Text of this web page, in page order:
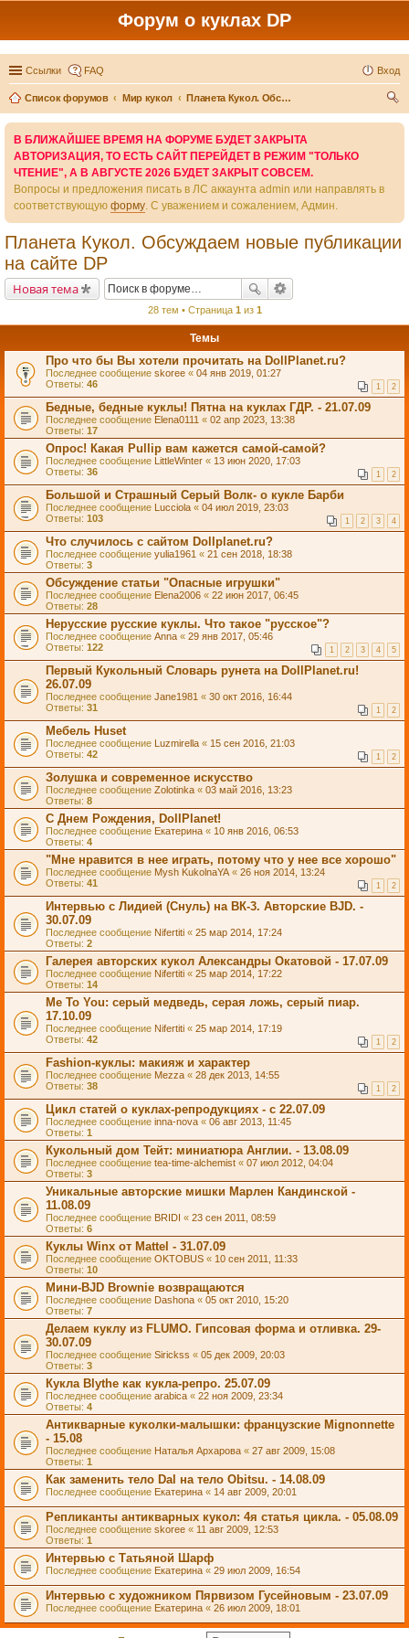
Форум о куклах DP
Ссылки FAQ Вход
Список форумов Мир кукол
Планета Кукол. Обсуждаем новые публикации на сайте DP
В БЛИЖАЙШЕЕ ВРЕМЯ НА ФОРУМЕ БУДЕТ ЗАКРЫТА
АВТОРИЗАЦИЯ, ТО ЕСТЬ САЙТ ПЕРЕЙДЕТ В РЕЖИМ "ТОЛЬКО
ЧТЕНИЕ", А В АВГУСТЕ 2026 БУДЕТ ЗАКРЫТ СОВСЕМ.
Вопросы и предложения писать в ЛС аккаунта admin или направлять в
соответствующую форму. С уважением и сожалением, Админ.
Планета Кукол. Обсуждаем новые публикации
на сайте DP
Новая тема
28 тем • Страница 1 из 1
Темы
Про что бы Вы хотели прочитать на DollPlanet.ru?
Последнее сообщение skoree « 04 янв 2019, 01:27
Ответы: 46 1 2
Бедные, бедные куклы! Пятна на куклах ГДР. - 21.07.09
Последнее сообщение Elena0111 « 02 апр 2023, 13:38
Ответы: 17
Опрос! Какая Pullip вам кажется самой-самой?
Последнее сообщение LittleWinter « 13 июн 2020, 17:03
Ответы: 36 1 2
Большой и Страшный Серый Волк- о кукле Барби
Последнее сообщение Lucciola « 04 июл 2019, 23:03
Ответы: 103 1 2 3 4
Что случилось с сайтом Dollplanet.ru?
Последнее сообщение yulia1961 « 21 сен 2018, 18:38
Ответы: 3
Обсуждение статьи "Опасные игрушки"
Последнее сообщение Elena2006 « 22 июн 2017, 06:45
Ответы: 28
Нерусские русские куклы. Что такое "русское"?
Последнее сообщение Anna « 29 янв 2017, 05:46
Ответы: 122 1 2 3 4 5
Первый Кукольный Словарь рунета на DollPlanet.ru!
26.07.09
Последнее сообщение Jane1981 « 30 окт 2016, 16:44
Ответы: 31 1 2
Мебель Huset
Последнее сообщение Luzmirella « 15 сен 2016, 21:03
Ответы: 42 1 2
Золушка и современное искусство
Последнее сообщение Zolotinka « 03 май 2016, 13:23
Ответы: 8
С Днем Рождения, DollPlanet!
Последнее сообщение Екатерина « 10 янв 2016, 06:53
Ответы: 4
"Мне нравится в нее играть, потому что у нее все хорошо"
Последнее сообщение Mysh KukolnaYA « 26 ноя 2014, 13:24
Ответы: 41 1 2
Интервью с Лидией (Снуль) на ВК-3. Авторские BJD. -
30.07.09
Последнее сообщение Nifertiti « 25 мар 2014, 17:24
Ответы: 2
Галерея авторских кукол Александры Окатовой - 17.07.09
Последнее сообщение Nifertiti « 25 мар 2014, 17:22
Ответы: 14
Me To You: серый медведь, серая ложь, серый пиар.
17.10.09
Последнее сообщение Nifertiti « 25 мар 2014, 17:19
Ответы: 42 1 2
Fashion-куклы: макияж и характер
Последнее сообщение Mezza « 28 дек 2013, 14:55
Ответы: 38 1 2
Цикл статей о куклах-репродукциях - с 22.07.09
Последнее сообщение inna-nova « 06 авг 2013, 11:45
Ответы: 1
Кукольный дом Тейт: миниатюра Англии. - 13.08.09
Последнее сообщение tea-time-alchemist « 07 июл 2012, 04:04
Ответы: 3
Уникальные авторские мишки Марлен Кандинской -
11.08.09
Последнее сообщение BRIDI « 23 сен 2011, 08:59
Ответы: 6
Куклы Winx от Mattel - 31.07.09
Последнее сообщение OKTOBUS « 10 сен 2011, 11:33
Ответы: 10
Мини-BJD Brownie возвращаются
Последнее сообщение Dashona « 05 окт 2010, 15:20
Ответы: 7
Делаем куклу из FLUMO. Гипсовая форма и отливка. 29-
30.07.09
Последнее сообщение Sirickss « 05 дек 2009, 20:03
Ответы: 3
Кукла Blythe как кукла-репро. 25.07.09
Последнее сообщение arabica « 22 ноя 2009, 23:34
Ответы: 4
Антикварные куколки-малышки: французские Mignonnette
- 15.08
Последнее сообщение Наталья Архарова « 27 авг 2009, 15:08
Ответы: 1
Как заменить тело Dal на тело Obitsu. - 14.08.09
Последнее сообщение Екатерина « 14 авг 2009, 20:01
Репликанты антикварных кукол: 4я статья цикла. - 05.08.09
Последнее сообщение skoree « 11 авг 2009, 12:53
Ответы: 1
Интервью с Татьяной Шарф
Последнее сообщение Екатерина « 29 июл 2009, 16:54
Интервью с художником Пярвизом Гусейновым - 23.07.09
Последнее сообщение Екатерина « 26 июл 2009, 18:01